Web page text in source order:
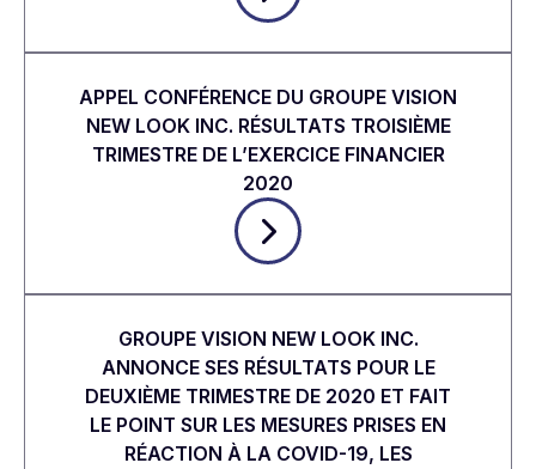
APPEL CONFÉRENCE DU GROUPE VISION
NEW LOOK INC. RÉSULTATS TROISIÈME
TRIMESTRE DE L’EXERCICE FINANCIER
2020
GROUPE VISION NEW LOOK INC.
ANNONCE SES RÉSULTATS POUR LE
DEUXIÈME TRIMESTRE DE 2020 ET FAIT
LE POINT SUR LES MESURES PRISES EN
RÉACTION À LA COVID-19, LES